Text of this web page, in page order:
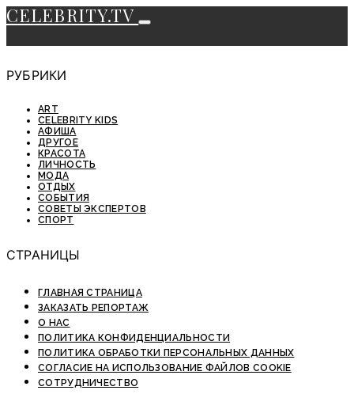
CELEBRITY.TV
РУБРИКИ
ART
CELEBRITY KIDS
АФИША
ДРУГОЕ
КРАСОТА
ЛИЧНОСТЬ
МОДА
ОТДЫХ
СОБЫТИЯ
СОВЕТЫ ЭКСПЕРТОВ
СПОРТ
СТРАНИЦЫ
ГЛАВНАЯ СТРАНИЦА
ЗАКАЗАТЬ РЕПОРТАЖ
О НАС
ПОЛИТИКА КОНФИДЕНЦИАЛЬНОСТИ
ПОЛИТИКА ОБРАБОТКИ ПЕРСОНАЛЬНЫХ ДАННЫХ
СОГЛАСИЕ НА ИСПОЛЬЗОВАНИЕ ФАЙЛОВ COOKIE
СОТРУДНИЧЕСТВО